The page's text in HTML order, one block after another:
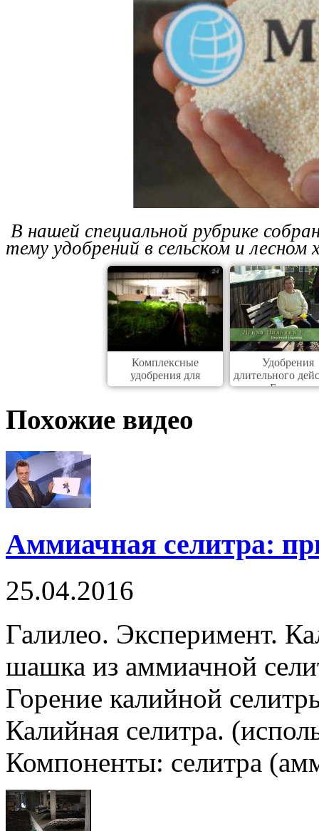
В нашей специальной рубрике
тему удобрений в сельском и лесном
Комплексные
удобрения для
комнатных
Удобрения
длительного
Базакот
Похожие видео
Аммиачная селитра:
25.04.2016
Галилео. Эксперимент.
шашка из аммиачной
Горение калийной
Калийная селитра.
Компоненты: селитра